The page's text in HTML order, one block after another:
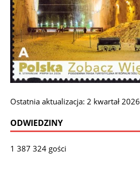
Ostatnia aktualizacja: 2 kwartał 2026
ODWIEDZINY
1 387 324 gości